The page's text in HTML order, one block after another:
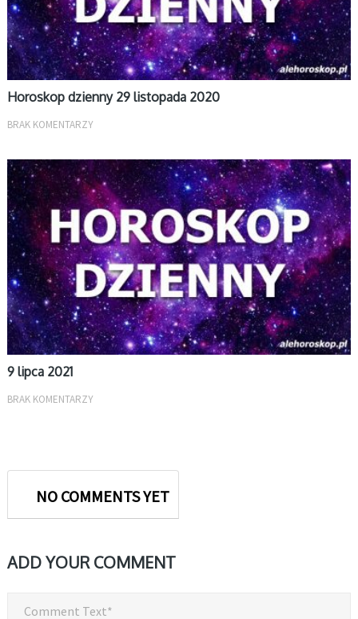
Horoskop dzienny 29 listopada 2020
BRAK KOMENTARZY
DZIENNY
9 lipca 2021
BRAK KOMENTARZY
NO COMMENTS YET
ADD YOUR COMMENT